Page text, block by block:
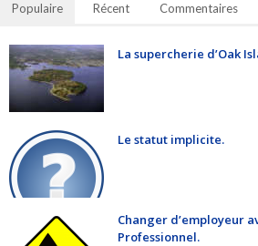
Populaire Récent Commentaires
La supercherie d’Oak
Le statut implicite.
Changer d’employeur
Professionnel.